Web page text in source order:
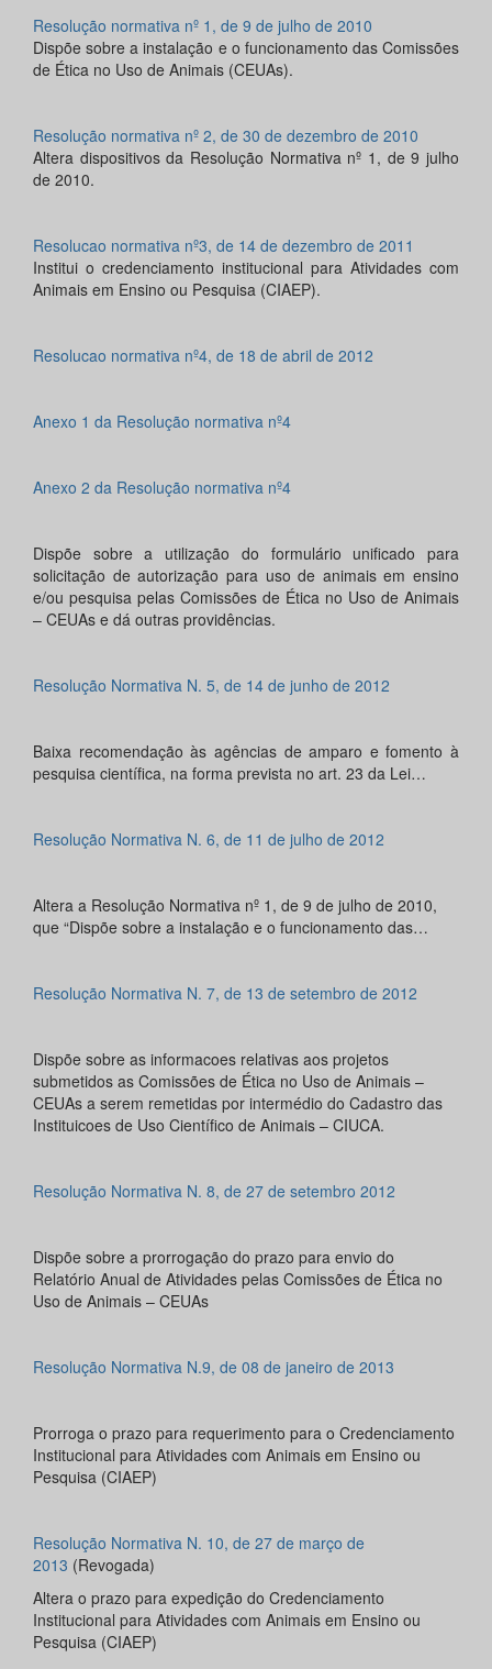
Resolução normativa nº 1, de 9 de julho de 2010
Dispõe sobre a instalação e o funcionamento das Comissões
de Ética no Uso de Animais (CEUAs).
Resolução normativa nº 2, de 30 de dezembro de 2010
Altera dispositivos da Resolução Normativa nº 1, de 9 julho
de 2010.
Resolucao normativa nº3, de 14 de dezembro de 2011
Institui o credenciamento institucional para Atividades com
Animais em Ensino ou Pesquisa (CIAEP).
Resolucao normativa nº4, de 18 de abril de 2012
Anexo 1 da Resolução normativa nº4
Anexo 2 da Resolução normativa nº4
Dispõe sobre a utilização do formulário unificado para
solicitação de autorização para uso de animais em ensino
e/ou pesquisa pelas Comissões de Ética no Uso de Animais
– CEUAs e dá outras providências.
Resolução Normativa N. 5, de 14 de junho de 2012
Baixa recomendação às agências de amparo e fomento à
pesquisa científica, na forma prevista no art. 23 da Lei…
Resolução Normativa N. 6, de 11 de julho de 2012
Altera a Resolução Normativa nº 1, de 9 de julho de 2010,
que “Dispõe sobre a instalação e o funcionamento das…
Resolução Normativa N. 7, de 13 de setembro de 2012
Dispõe sobre as informacoes relativas aos projetos
submetidos as Comissões de Ética no Uso de Animais –
CEUAs a serem remetidas por intermédio do Cadastro das
Instituicoes de Uso Científico de Animais – CIUCA.
Resolução Normativa N. 8, de 27 de setembro 2012
Dispõe sobre a prorrogação do prazo para envio do
Relatório Anual de Atividades pelas Comissões de Ética no
Uso de Animais – CEUAs
Resolução Normativa N.9, de 08 de janeiro de 2013
Prorroga o prazo para requerimento para o Credenciamento
Institucional para Atividades com Animais em Ensino ou
Pesquisa (CIAEP)
Resolução Normativa N. 10, de 27 de março de
2013 (Revogada)
Altera o prazo para expedição do Credenciamento
Institucional para Atividades com Animais em Ensino ou
Pesquisa (CIAEP)